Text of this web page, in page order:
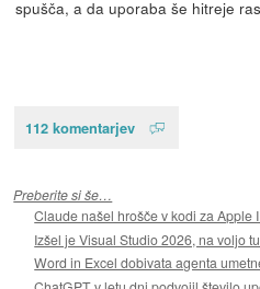
spušča, a da uporaba še hitreje
112 komentarjev
Preberite si še…
Claude našel hrošče v kodi za Apple
Izšel je Visual Studio 2026, na voljo
Word in Excel dobivata agenta